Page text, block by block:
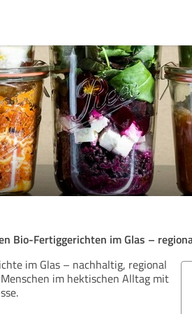
Bio-Fertiggerichten im Glas –
im Glas – nachhaltig, regional
im hektischen Alltag mit